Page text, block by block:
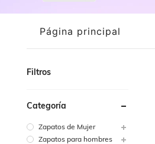
Página principal
Filtros
Categoría
Zapatos de Mujer
Zapatos para hombres